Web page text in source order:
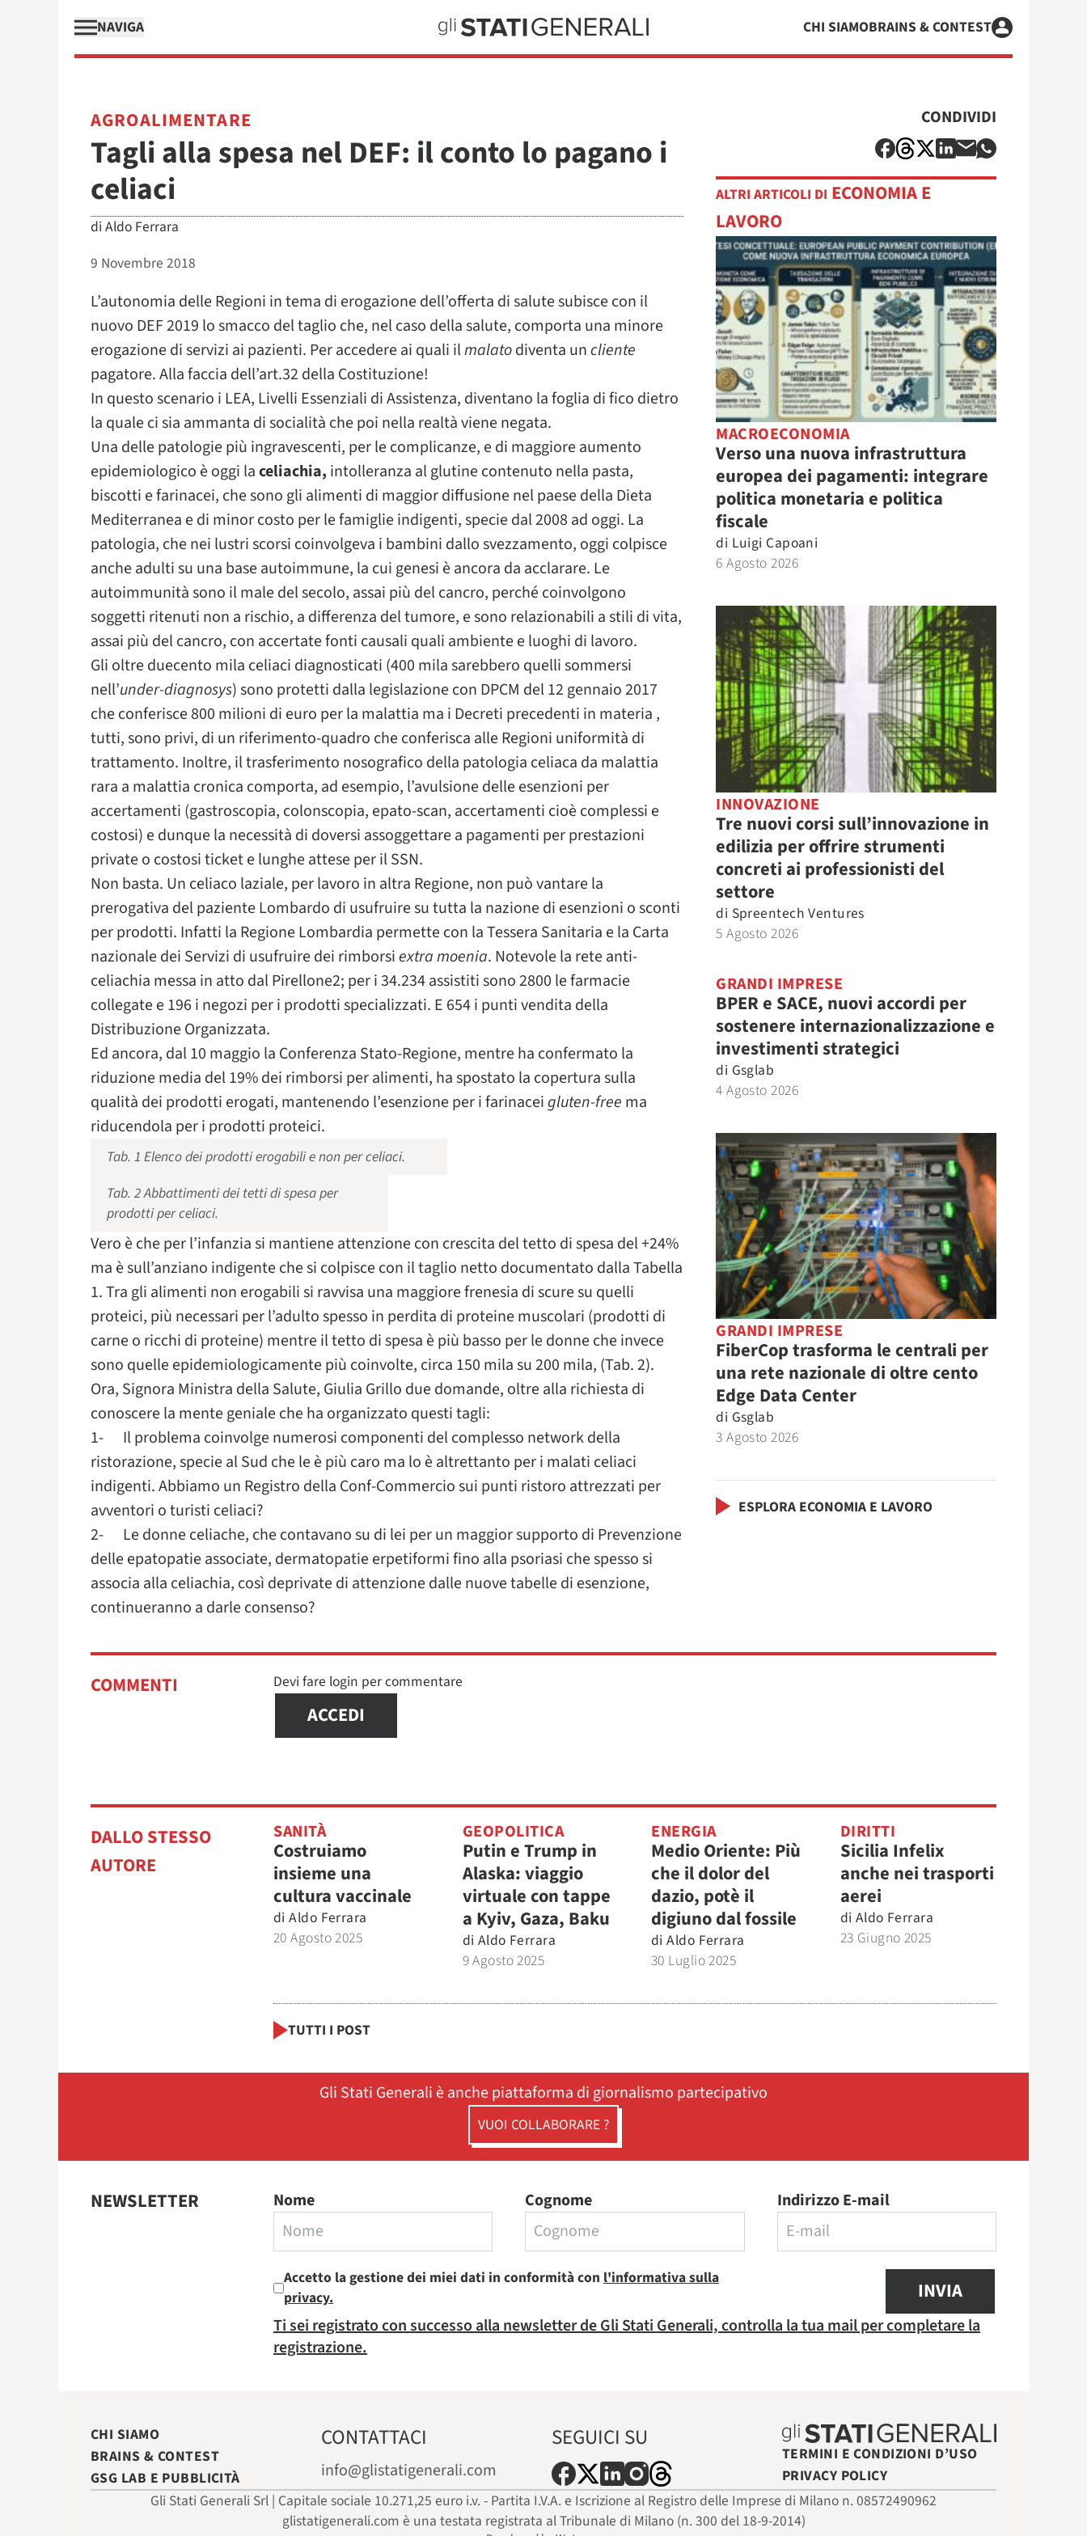
NAVIGA CHI SIAMOBRAINS & CONTEST
AGROALIMENTARE
Tagli alla spesa nel DEF: il conto lo pagano i
celiaci
di Aldo Ferrara
9 Novembre 2018
L’autonomia delle Regioni in tema di erogazione dell’offerta di salute subisce con il
nuovo DEF 2019 lo smacco del taglio che, nel caso della salute, comporta una minore
erogazione di servizi ai pazienti. Per accedere ai quali ilmalatodiventa uncliente
pagatore. Alla faccia dell’art.32 della Costituzione!
In questo scenario i LEA, Livelli Essenziali di Assistenza, diventano la foglia di fico dietro
la quale ci sia ammanta di socialità che poi nella realtà viene negata.
Una delle patologie più ingravescenti, per le complicanze, e di maggiore aumento
epidemiologico è oggi laceliachia, intolleranza al glutine contenuto nella pasta,
biscotti e farinacei, che sono gli alimenti di maggior diffusione nel paese della Dieta
Mediterranea e di minor costo per le famiglie indigenti, specie dal 2008 ad oggi. La
patologia, che nei lustri scorsi coinvolgeva i bambini dallo svezzamento, oggi colpisce
anche adulti su una base autoimmune, la cui genesi è ancora da acclarare. Le
autoimmunità sono il male del secolo, assai più del cancro, perché coinvolgono
soggetti ritenuti non a rischio, a differenza del tumore, e sono relazionabili a stili di vita,
assai più del cancro, con accertate fonti causali quali ambiente e luoghi di lavoro.
Gli oltre duecento mila celiaci diagnosticati (400 mila sarebbero quelli sommersi
nell’under-diagnosys) sono protetti dalla legislazione con DPCM del 12 gennaio 2017
che conferisce 800 milioni di euro per la malattia ma i Decreti precedenti in materia ,
tutti, sono privi, di un riferimento-quadro che conferisca alle Regioni uniformità di
trattamento. Inoltre, il trasferimento nosografico della patologia celiaca da malattia
rara a malattia cronica comporta, ad esempio, l’avulsione delle esenzioni per
accertamenti (gastroscopia, colonscopia, epato-scan, accertamenti cioè complessi e
costosi) e dunque la necessità di doversi assoggettare a pagamenti per prestazioni
private o costosi ticket e lunghe attese per il SSN.
Non basta. Un celiaco laziale, per lavoro in altra Regione, non può vantare la
prerogativa del paziente Lombardo di usufruire su tutta la nazione di esenzioni o sconti
per prodotti. Infatti la Regione Lombardia permette con la Tessera Sanitaria e la Carta
nazionale dei Servizi di usufruire dei rimborsiextra moenia. Notevole la rete anti-
celiachia messa in atto dal Pirellone2; per i 34.234 assistiti sono 2800 le farmacie
collegate e 196 i negozi per i prodotti specializzati. E 654 i punti vendita della
Distribuzione Organizzata.
Ed ancora, dal 10 maggio la Conferenza Stato-Regione, mentre ha confermato la
riduzione media del 19% dei rimborsi per alimenti, ha spostato la copertura sulla
qualità dei prodotti erogati, mantenendo l’esenzione per i farinaceigluten-free ma
riducendola per i prodotti proteici.
Tab. 1 Elenco dei prodotti erogabili e non per celiaci.
Tab. 2 Abbattimenti dei tetti di spesa per
prodotti per celiaci.
Vero è che per l’infanzia si mantiene attenzione con crescita del tetto di spesa del +24%
ma è sull’anziano indigente che si colpisce con il taglio netto documentato dalla Tabella
1. Tra gli alimenti non erogabili si ravvisa una maggiore frenesia di scure su quelli
proteici, più necessari per l’adulto spesso in perdita di proteine muscolari (prodotti di
carne o ricchi di proteine) mentre il tetto di spesa è più basso per le donne che invece
sono quelle epidemiologicamente più coinvolte, circa 150 mila su 200 mila, (Tab. 2).
Ora, Signora Ministra della Salute, Giulia Grillo due domande, oltre alla richiesta di
conoscere la mente geniale che ha organizzato questi tagli:
1- Il problema coinvolge numerosi componenti del complesso network della
ristorazione, specie al Sud che le è più caro ma lo è altrettanto per i malati celiaci
indigenti. Abbiamo un Registro della Conf-Commercio sui punti ristoro attrezzati per
avventori o turisti celiaci?
2- Le donne celiache, che contavano su di lei per un maggior supporto di Prevenzione
delle epatopatie associate, dermatopatie erpetiformi fino alla psoriasi che spesso si
associa alla celiachia, così deprivate di attenzione dalle nuove tabelle di esenzione,
continueranno a darle consenso?
CONDIVIDI
ALTRI ARTICOLI DI ECONOMIA E
LAVORO
MACROECONOMIA
Verso una nuova infrastruttura
europea dei pagamenti: integrare
politica monetaria e politica
fiscale
di Luigi Capoani
6 Agosto 2026
INNOVAZIONE
Tre nuovi corsi sull’innovazione in
edilizia per offrire strumenti
concreti ai professionisti del
settore
di Spreentech Ventures
5 Agosto 2026
GRANDI IMPRESE
BPER e SACE, nuovi accordi per
sostenere internazionalizzazione e
investimenti strategici
di Gsglab
4 Agosto 2026
GRANDI IMPRESE
FiberCop trasforma le centrali per
una rete nazionale di oltre cento
Edge Data Center
di Gsglab
3 Agosto 2026
ESPLORA ECONOMIA E LAVORO
COMMENTI Devi fare login per commentare
ACCEDI
DALLO STESSO
AUTORE
SANITÀ
Costruiamo
insieme una
cultura vaccinale
di Aldo Ferrara
20 Agosto 2025
GEOPOLITICA
Putin e Trump in
Alaska: viaggio
virtuale con tappe
a Kyiv, Gaza, Baku
di Aldo Ferrara
9 Agosto 2025
ENERGIA
Medio Oriente: Più
che il dolor del
dazio, potè il
digiuno dal fossile
di Aldo Ferrara
30 Luglio 2025
DIRITTI
Sicilia Infelix
anche nei trasporti
aerei
di Aldo Ferrara
23 Giugno 2025
TUTTI I POST
Gli Stati Generali è anche piattaforma di giornalismo partecipativo
VUOI COLLABORARE ?
NEWSLETTER Nome Cognome Indirizzo E-mail
Accetto la gestione dei miei dati in conformità con l'informativa sulla
privacy.
INVIA
Ti sei registrato con successo alla newsletter de Gli Stati Generali, controlla la tua mail per completare la
registrazione.
CHI SIAMO
BRAINS & CONTEST
GSG LAB E PUBBLICITÀ
CONTATTACI
info@glistatigenerali.com
SEGUICI SU
TERMINI E CONDIZIONI D’USO
PRIVACY POLICY
Gli Stati Generali Srl | Capitale sociale 10.271,25 euro i.v. - Partita I.V.A. e Iscrizione al Registro delle Imprese di Milano n. 08572490962
glistatigenerali.com è una testata registrata al Tribunale di Milano (n. 300 del 18-9-2014)